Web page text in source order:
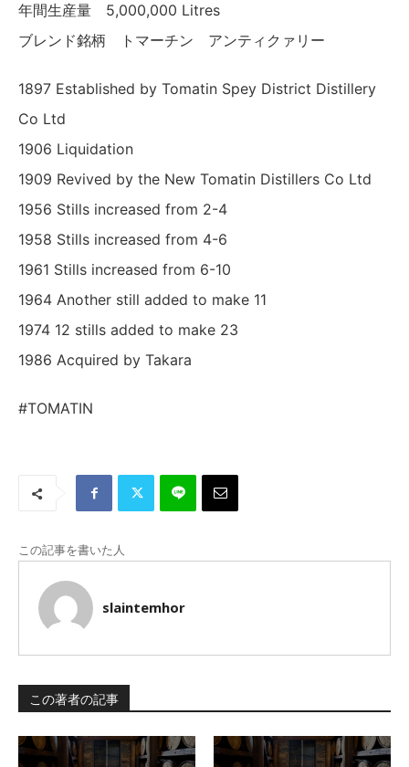
年間生産量 5,000,000 Litres
ブレンド銘柄 トマーチン アンティクァリー
1897 Established by Tomatin Spey District Distillery
Co Ltd
1906 Liquidation
1909 Revived by the New Tomatin Distillers Co Ltd
1956 Stills increased from 2-4
1958 Stills increased from 4-6
1961 Stills increased from 6-10
1964 Another still added to make 11
1974 12 stills added to make 23
1986 Acquired by Takara
#TOMATIN
この記事を書いた人
slaintemhor
この著者の記事